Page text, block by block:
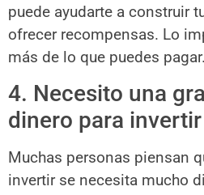
puede ayudarte a construir
ofrecer recompensas. Lo
más de lo que puedes pagar.
4. Necesito una
dinero para invertir
Muchas personas piensan
invertir se necesita mucho